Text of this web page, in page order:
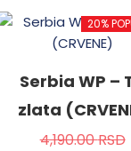
20%
Serbia WP –
zlata
4,190.00RSD